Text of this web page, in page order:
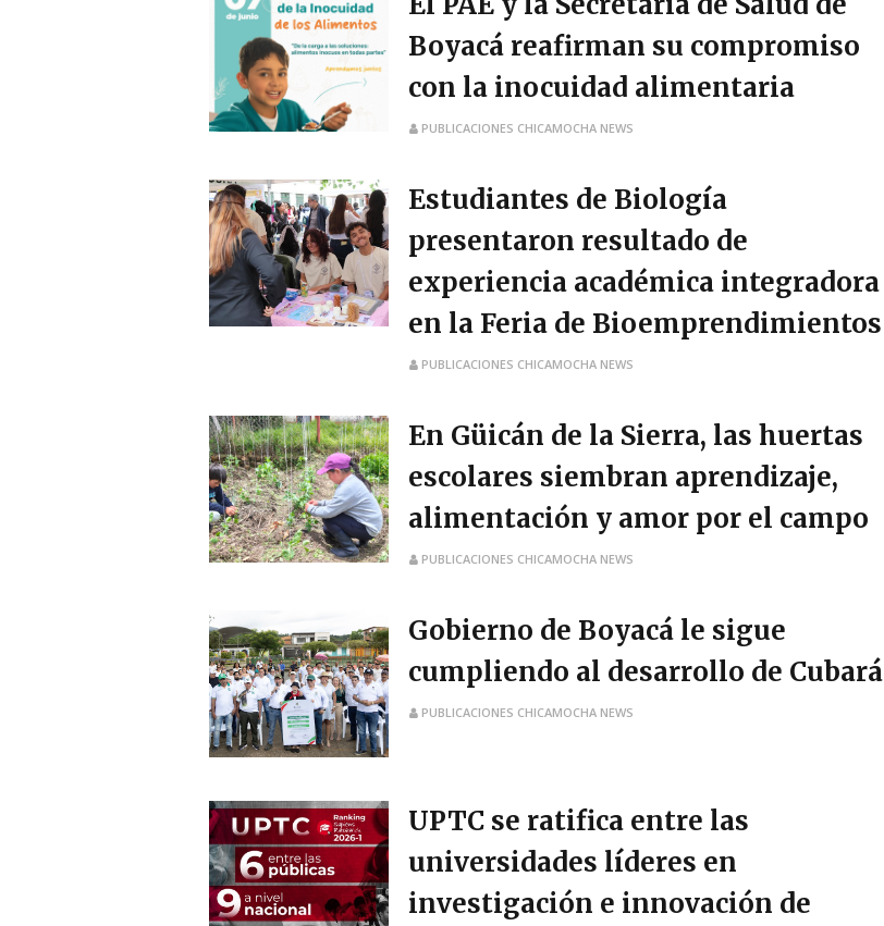
Boyacá reafirman su compromiso
con la inocuidad alimentaria
PUBLICACIONES CHICAMOCHA NEWS
Estudiantes de Biología
presentaron resultado de
experiencia académica integradora
en la Feria de Bioemprendimientos
PUBLICACIONES CHICAMOCHA NEWS
En Güicán de la Sierra, las huertas
escolares siembran aprendizaje,
alimentación y amor por el campo
PUBLICACIONES CHICAMOCHA NEWS
Gobierno de Boyacá le sigue
cumpliendo al desarrollo de Cubará
PUBLICACIONES CHICAMOCHA NEWS
UPTC se ratifica entre las
universidades líderes en
investigación e innovación de